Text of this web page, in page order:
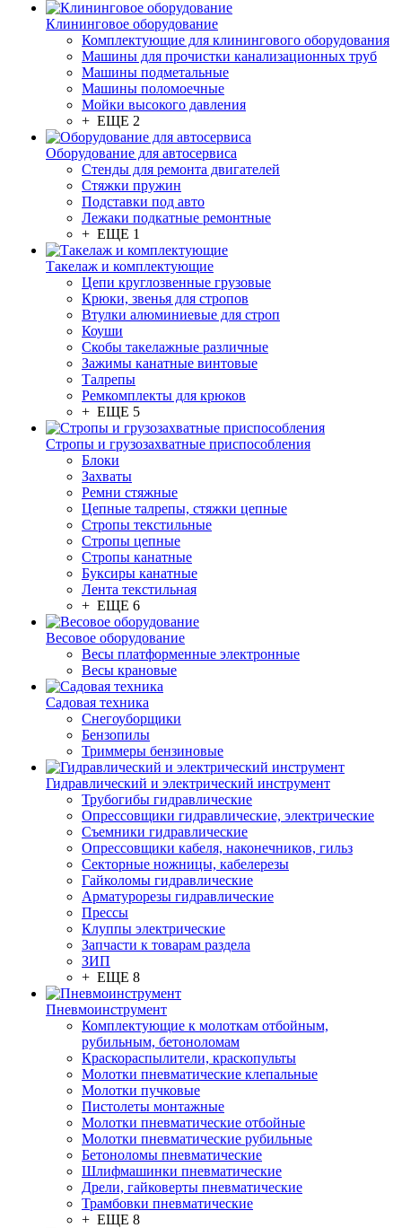
Клининговое оборудование
Комплектующие для клинингового оборудования
Машины для прочистки канализационных труб
Машины подметальные
Машины поломоечные
Мойки высокого давления
+ ЕЩЕ 2
Оборудование для автосервиса
Стенды для ремонта двигателей
Стяжки пружин
Подставки под авто
Лежаки подкатные ремонтные
+ ЕЩЕ 1
Такелаж и комплектующие
Цепи круглозвенные грузовые
Крюки, звенья для стропов
Втулки алюминиевые для строп
Коуши
Скобы такелажные различные
Зажимы канатные винтовые
Талрепы
Ремкомплекты для крюков
+ ЕЩЕ 5
Стропы и грузозахватные приспособления
Блоки
Захваты
Ремни стяжные
Цепные талрепы, стяжки цепные
Стропы текстильные
Стропы цепные
Стропы канатные
Буксиры канатные
Лента текстильная
+ ЕЩЕ 6
Весовое оборудование
Весы платформенные электронные
Весы крановые
Садовая техника
Снегоуборщики
Бензопилы
Триммеры бензиновые
Гидравлический и электрический инструмент
Трубогибы гидравлические
Опрессовщики гидравлические, электрические
Съемники гидравлические
Опрессовщики кабеля, наконечников, гильз
Секторные ножницы, кабелерезы
Гайколомы гидравлические
Арматурорезы гидравлические
Прессы
Клуппы электрические
Запчасти к товарам раздела
ЗИП
+ ЕЩЕ 8
Пневмоинструмент
Комплектующие к молоткам отбойным,
рубильным, бетоноломам
Краскораспылители, краскопульты
Молотки пневматические клепальные
Молотки пучковые
Пистолеты монтажные
Молотки пневматические отбойные
Молотки пневматические рубильные
Бетоноломы пневматические
Шлифмашинки пневматические
Дрели, гайковерты пневматические
Трамбовки пневматические
+ ЕЩЕ 8